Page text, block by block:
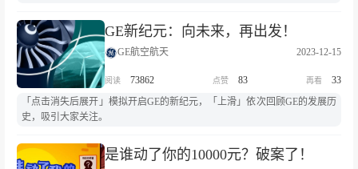
GE新纪元：向未来，再出发！
GE航空航天 2023-12-15
73862 83
33
「点击消失后展开」模拟开启GE的新纪元，「上滑」依次回顾GE的发展历
史，吸引大家关注。
是谁动了你的10000元？破案了！